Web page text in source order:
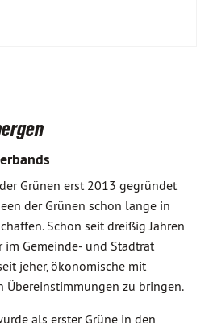
Grünen erst 2013 gegründet
der Grünen schon lange in
Schon seit dreißig Jahren
im Gemeinde- und Stadtrat
jeher, ökonomische mit
Übereinstimmungen zu bringen.
als erster Grüne in den